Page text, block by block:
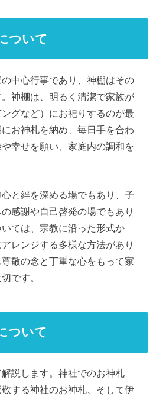
ついて
中心行事であり、神棚はその
神棚は、明るく清潔で家族が
グなど）にお祀りするのが最
お神札を納め、毎日手を合わ
幸せを願い、家庭内の調和を
と絆を深める場でもあり、子
感謝や自己啓発の場でもあり
ては、宗教に沿った形式か
レンジする多様な方法があり
敬の念と丁重な心をもって家
です。
ついて
説します。神社でのお神札
する神社のお神札、そして伊